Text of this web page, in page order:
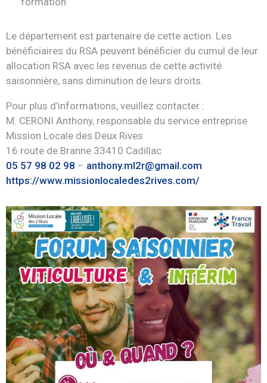
Le département est partenaire de cette action. Les
bénéficiaires du RSA peuvent bénéficier du cumul de leur
allocation RSA avec les revenus de cette activité
saisonnière, sans diminution de leurs droits.
Pour plus d’informations, veuillez contacter :
M. CERONI Anthony, responsable du service entreprise
Mission Locale des Deux Rives
16 route de Branne 33410 Cadillac
05 57 98 02 98 – anthony.ml2r@gmail.com
https://www.missionlocaledes2rives.com/